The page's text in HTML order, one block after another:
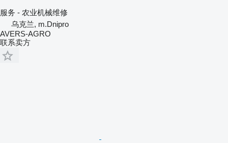
服务 - 农业机械维修
乌克兰, m.Dnipro
AVERS-AGRO
联系卖方